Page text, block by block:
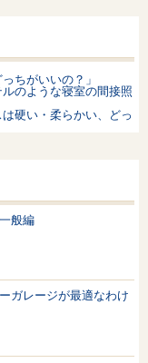
ちがいいの？」
のような寝室の間接照
硬い・柔らかい、どっ
般編
ガレージが最適なわけ